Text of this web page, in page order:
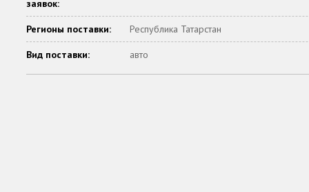
заявок:
Регионы поставки: Республика Татарстан
Вид поставки: авто